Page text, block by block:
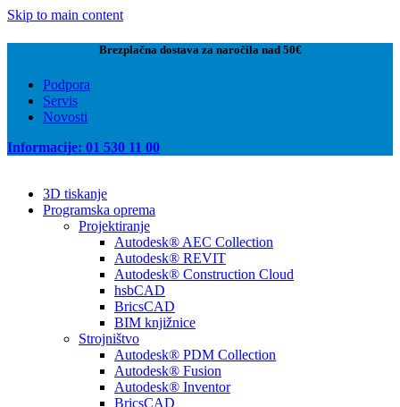
Skip to main content
Brezplačna dostava za naročila nad 50€
Podpora
Servis
Novosti
Informacije: 01 530 11 00
3D tiskanje
Programska oprema
Projektiranje
Autodesk® AEC Collection
Autodesk® REVIT
Autodesk® Construction Cloud
hsbCAD
BricsCAD
BIM knjižnice
Strojništvo
Autodesk® PDM Collection
Autodesk® Fusion
Autodesk® Inventor
BricsCAD